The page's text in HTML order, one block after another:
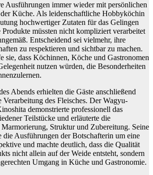
Ausführungen immer wieder mit persönlichen
Küche. Als leidenschaftliche Hobbyköchin
hochwertiger Zutaten für das Gelingen
Produkte müssten nicht kompliziert verarbeitet
Entscheidend sei vielmehr, ihre
zu respektieren und sichtbar zu machen.
sie, dass Köchinnen, Köche und Gastronomen
nutzen würden, die Besonderheiten
Abends erhielten die Gäste anschließend
des Fleisches. Der Wagyu-
demonstrierte professionell das
Teilstücke und erläuterte die
Struktur und Zubereitung. Seine
die Ausführungen der Botschafterin um eine
und machte deutlich, dass die Qualität
nicht allein auf der Weide entsteht, sondern
Umgang in Küche und Gastronomie.